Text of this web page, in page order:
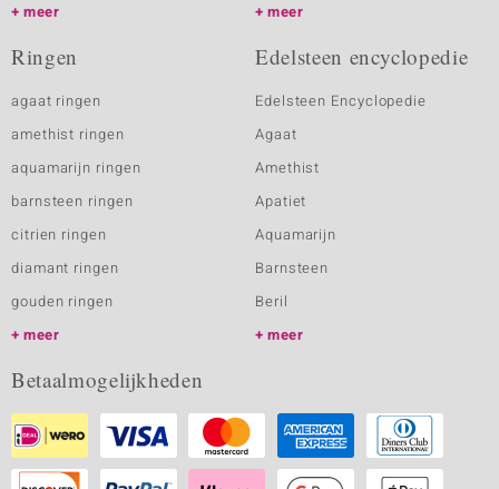
meer
meer
Ringen
agaat ringen
amethist ringen
aquamarijn ringen
barnsteen ringen
citrien ringen
diamant ringen
gouden ringen
meer
Edelsteen encyclopedie
Edelsteen Encyclopedie
Agaat
Amethist
Apatiet
Aquamarijn
Barnsteen
Beril
meer
Betaalmogelijkheden